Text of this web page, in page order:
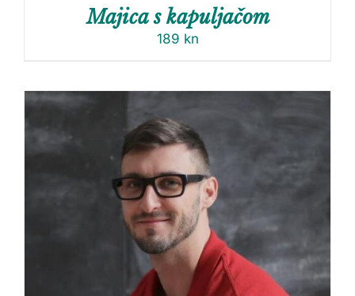
Majica s kapuljačom
189 kn